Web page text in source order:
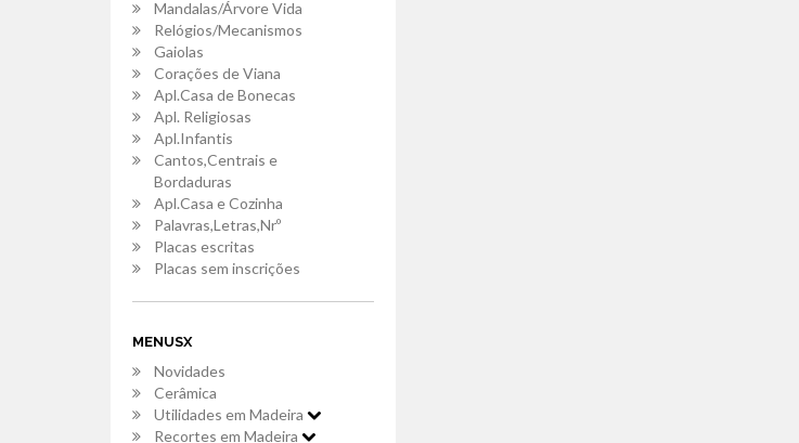
Mandalas/Árvore Vida
Relógios/Mecanismos
Gaiolas
Corações de Viana
Apl.Casa de Bonecas
Apl. Religiosas
Apl.Infantis
Cantos,Centrais e
Bordaduras
Apl.Casa e Cozinha
Palavras,Letras,Nrº
Placas escritas
Placas sem inscrições
MENUSX
Novidades
Cerâmica
Utilidades em Madeira
Recortes em Madeira